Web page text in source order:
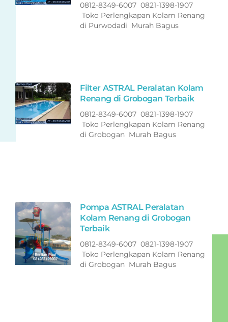
0812-8349-6007 0821-1398-1907
Toko Perlengkapan Kolam Renang
di Purwodadi Murah Bagus
Filter ASTRAL Peralatan Kolam
Renang di Grobogan Terbaik
0812-8349-6007 0821-1398-1907
Toko Perlengkapan Kolam Renang
di Grobogan Murah Bagus
Pompa ASTRAL Peralatan
Kolam Renang di Grobogan
Terbaik
0812-8349-6007 0821-1398-1907
Toko Perlengkapan Kolam Renang
di Grobogan Murah Bagus